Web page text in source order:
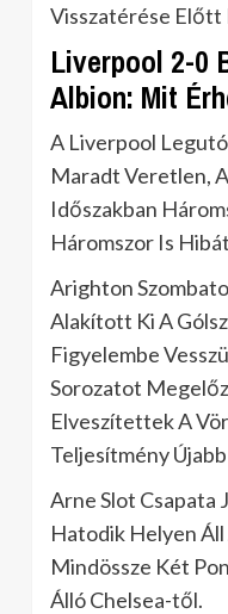
Visszatérése Előtt
Liverpool 2-0
Albion: Mit
A Liverpool
Maradt Veretlen,
Időszakban
Háromszor Is
Arighton
Alakított Ki A
Figyelembe
Sorozatot
Elveszítettek A
Teljesítmény
Arne Slot Csapata
Hatodik Helyen
Mindössze Két
Álló Chelsea-től.